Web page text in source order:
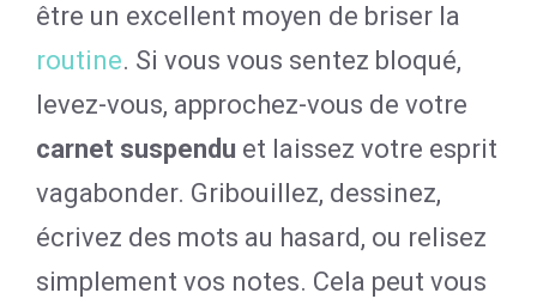
être un excellent moyen de briser la
routine. Si vous vous sentez bloqué,
levez-vous, approchez-vous de votre
carnet suspendu et laissez votre esprit
vagabonder. Gribouillez, dessinez,
écrivez des mots au hasard, ou relisez
simplement vos notes. Cela peut vous